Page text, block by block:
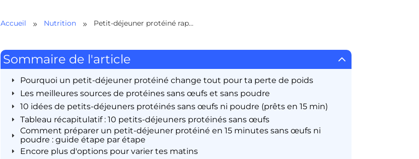
Accueil 9 Nutrition 9 Petit-déjeuner protéiné rapide : 10 alternatives sans œufs et sans poudre (prêtes en 15 min)
Sommaire de l'article 2
Pourquoi un petit-déjeuner protéiné change tout pour ta perte de poids
Les meilleures sources de protéines sans œufs et sans poudre
10 idées de petits-déjeuners protéinés sans œufs ni poudre (prêts en 15 min)
Tableau récapitulatif : 10 petits-déjeuners protéinés sans œufs
Comment préparer un petit-déjeuner protéiné en 15 minutes sans œufs ni
poudre : guide étape par étape
Encore plus d'options pour varier tes matins